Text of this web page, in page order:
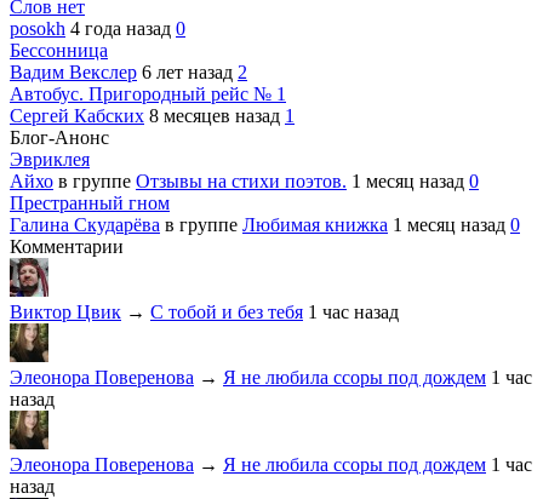
Слов нет
posokh 4 года назад 0
Бессонница
Вадим Векслер 6 лет назад 2
Автобус. Пригородный рейс № 1
Сергей Кабских 8 месяцев назад 1
Блог-Анонс
Эвриклея
Айхо в группе Отзывы на стихи поэтов. 1 месяц назад 0
Престранный гном
Галина Скударёва в группе Любимая книжка 1 месяц назад 0
Комментарии
Виктор Цвик → С тобой и без тебя 1 час назад
Элеонора Поверенова → Я не любила ссоры под дождем 1 час
назад
Элеонора Поверенова → Я не любила ссоры под дождем 1 час
назад